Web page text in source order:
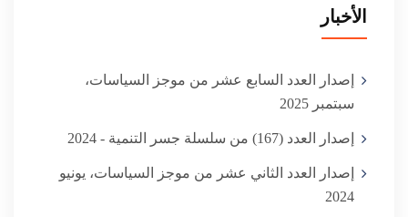
الأخبار
إصدار العدد السابع عشر من موجز السياسات،
سبتمبر 2025
إصدار العدد (167) من سلسلة جسر التنمية - 2024
إصدار العدد الثاني عشر من موجز السياسات، يونيو
2024